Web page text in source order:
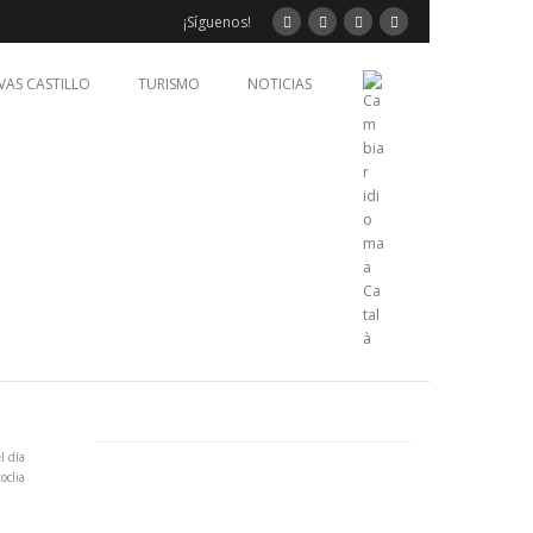
¡Síguenos!
CASTILLO TURISMO NOTICIAS
día